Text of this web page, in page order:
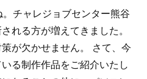
チャレジョブセンター熊谷
れる方が増えてきました。
が欠かせません。 さて、今
る制作作品をご紹介いたし